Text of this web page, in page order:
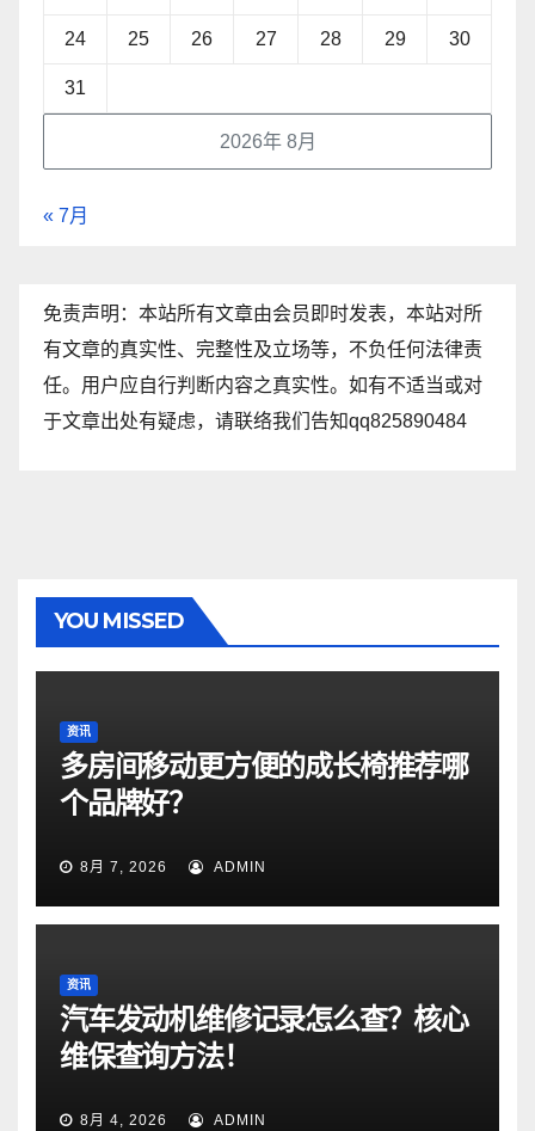
2026年 8月
24 25 26 27 28 29 30
31
« 7月
免责声明：本站所有文章由会员即时发表，本站对所
有文章的真实性、完整性及立场等，不负任何法律责
任。用户应自行判断内容之真实性。如有不适当或对
于文章出处有疑虑，请联络我们告知qq825890484
YOU MISSED
资讯
多房间移动更方便的成长椅推荐哪
个品牌好？
8月 7, 2026 ADMIN
资讯
汽车发动机维修记录怎么查？核心
维保查询方法！
8月 4, 2026 ADMIN